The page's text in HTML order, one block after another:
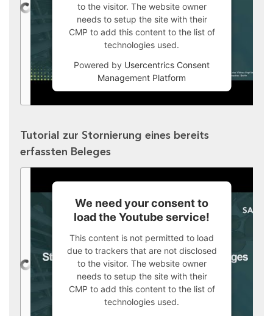
to the visitor. The website owner
needs to setup the site with their
CMP to add this content to the list of
technologies used.
Powered by Usercentrics Consent
Management Platform
Tutorial zur Stornierung eines bereits
erfassten Beleges
We need your consent to
load the Youtube service!
This content is not permitted to load
due to trackers that are not disclosed
to the visitor. The website owner
needs to setup the site with their
CMP to add this content to the list of
technologies used.